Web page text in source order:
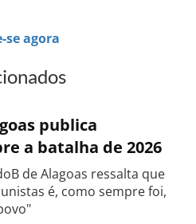
se agora
publica
a batalha de 2026
de Alagoas ressalta que
é, como sempre foi,